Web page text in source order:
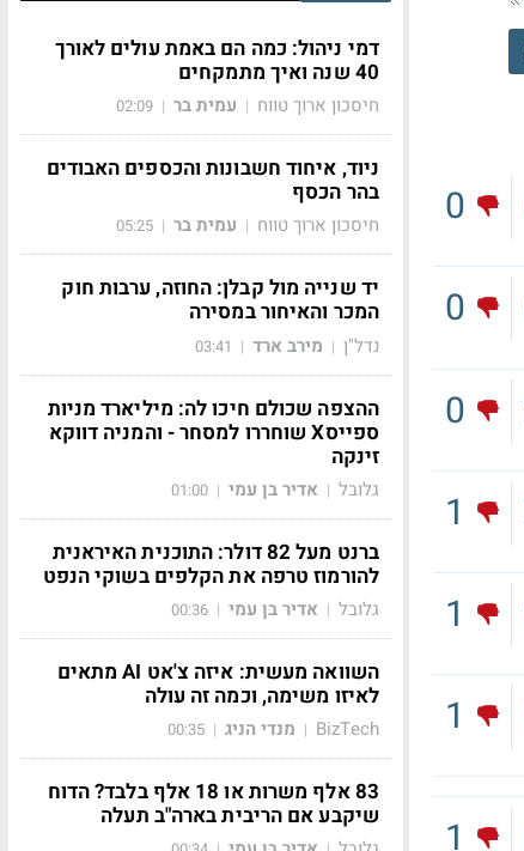
0
0
0
1
1
1
1
דמי ניהול: כמה הם באמת עולים לאורך
40 שנה ואיך מתמקחים
חיסכון ארוך טווח | עמית בר |
02:09
ניוד, איחוד חשבונות והכספים האבודים
בהר הכסף
חיסכון ארוך טווח | עמית בר |
05:25
יד שנייה מול קבלן: החוזה, ערבות חוק
המכר והאיחור במסירה
נדל"ן | מירב ארד |
03:41
ההצפה שכולם חיכו לה: מיליארד מניות
ספייסX שוחררו למסחר - והמניה דווקא
זינקה
גלובל | אדיר בן עמי |
01:00
ברנט מעל 82 דולר: התוכנית האיראנית
להורמוז טרפה את הקלפים בשוקי הנפט
גלובל | אדיר בן עמי |
00:36
השוואה מעשית: איזה צ'אט AI מתאים
לאיזו משימה, וכמה זה עולה
BizTech
| מנדי הניג |
00:35
83 אלף משרות או 18 אלף בלבד? הדוח
שיקבע אם הריבית בארה"ב תעלה